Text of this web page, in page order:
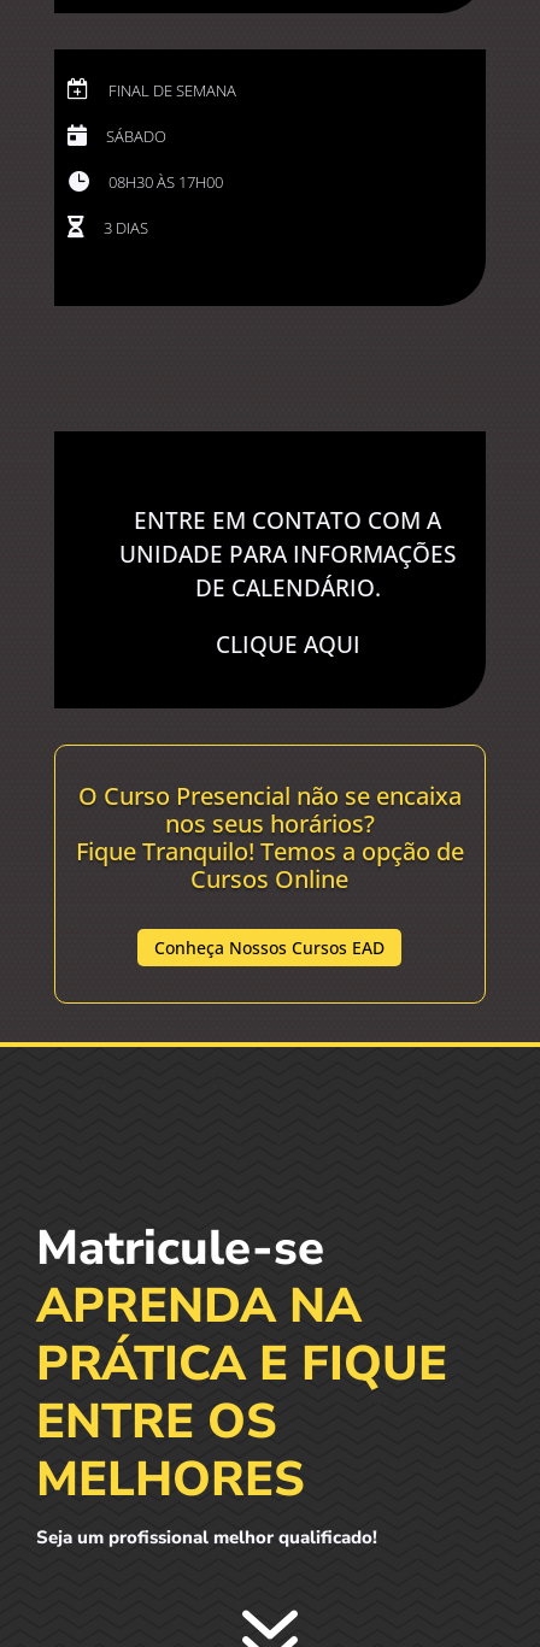
 FINAL DE SEMANA
 SÁBADO
 08H30 ÀS 17H00
 3 DIAS
ENTRE EM CONTATO COM A
UNIDADE PARA INFORMAÇÕES
DE CALENDÁRIO.
CLIQUE AQUI
O Curso Presencial não se encaixa
nos seus horários?
Fique Tranquilo! Temos a opção de
Cursos Online
Conheça Nossos Cursos EAD
Matricule-se
APRENDA NA
PRÁTICA E FIQUE
ENTRE OS
MELHORES
Seja um profissional melhor qualificado!